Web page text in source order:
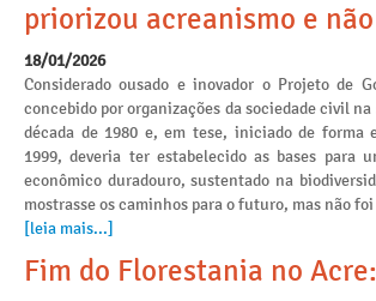
priorizou acreanismo e não
18/01/2026
Considerado ousado e inovador o Projeto de
concebido por organizações da sociedade civil
década de 1980 e, em tese, iniciado de forma
1999, deveria ter estabelecido as bases para
econômico duradouro, sustentado na
mostrasse os caminhos para o futuro, mas não
[leia mais...]
Fim do Florestania no